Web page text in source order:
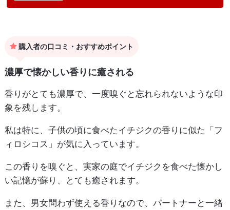
購入者の口コミ・おすすめポイント
濃厚で懐かしい香りに癒される
香りがとても濃厚で、一度嗅ぐと忘れられないような印
象を残します。
私は特に、子供の頃に食べたイチジクの香りに似た「フ
ィロシコス」が気に入っています。
この香りを嗅ぐと、実家の庭でイチジクを食べた懐かし
い記憶が蘇り、とても癒されます。
また、男女問わず使える香りなので、パートナーと一緒